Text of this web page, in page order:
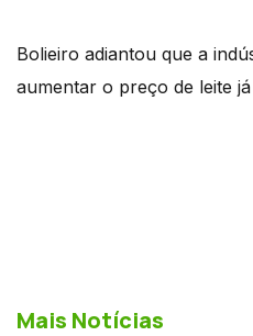
Bolieiro adiantou que a
aumentar o preço de leite
Mais Notícias